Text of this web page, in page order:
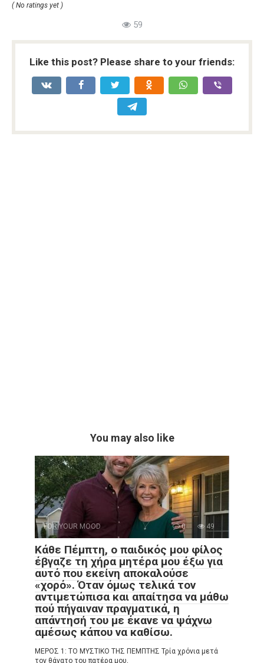
( No ratings yet )
59
Like this post? Please share to your friends:
You may also like
FOR YOUR MOOD 0 49
Κάθε Πέμπτη, ο παιδικός μου φίλος
έβγαζε τη χήρα μητέρα μου έξω για
αυτό που εκείνη αποκαλούσε
«χορό». Όταν όμως τελικά τον
αντιμετώπισα και απαίτησα να μάθω
πού πήγαιναν πραγματικά, η
απάντησή του με έκανε να ψάχνω
αμέσως κάπου να καθίσω.
ΜΕΡΟΣ 1: ΤΟ ΜΥΣΤΙΚΟ ΤΗΣ ΠΕΜΠΤΗΣ Τρία χρόνια μετά
τον θάνατο του πατέρα μου,